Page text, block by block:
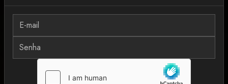
MAIS RECENTE